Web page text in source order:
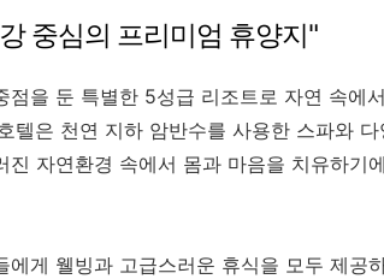
중심의 프리미엄 휴양지"
을 둔 특별한 5성급 리조트로 자연 속에
텔은 천연 지하 암반수를 사용한 스파와 다
자연환경 속에서 몸과 마음을 치유하기
게 웰빙과 고급스러운 휴식을 모두 제공